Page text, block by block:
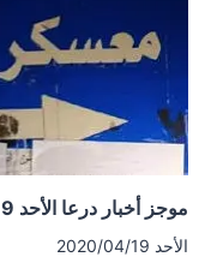
وتوغل
اسرائيلي
في
اليرموك
موجز أخبار درعا الأحد 19 نيسان 2020
الأحد 2020/04/19